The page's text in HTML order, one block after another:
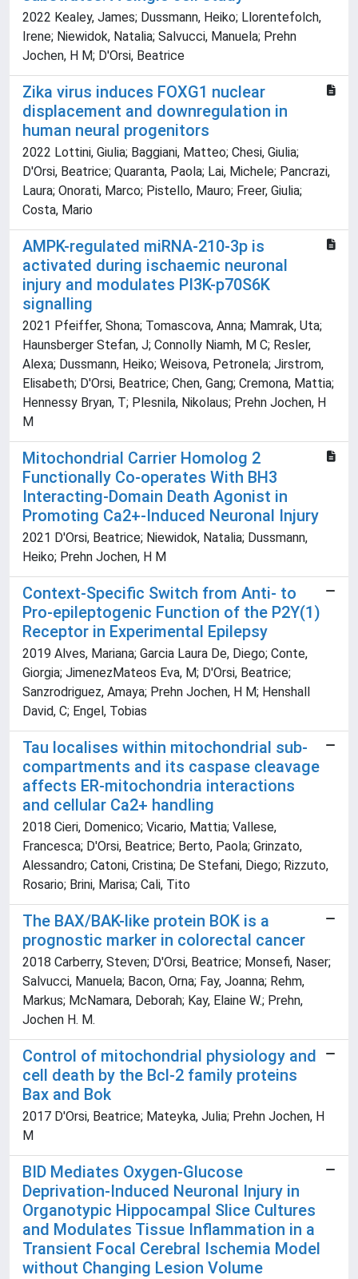
2022 Kealey, James; Dussmann, Heiko; Llorentefolch,
Irene; Niewidok, Natalia; Salvucci, Manuela; Prehn
Jochen, H M; D'Orsi, Beatrice
Zika virus induces FOXG1 nuclear
displacement and downregulation in
human neural progenitors
2022 Lottini, Giulia; Baggiani, Matteo; Chesi, Giulia;
D'Orsi, Beatrice; Quaranta, Paola; Lai, Michele; Pancrazi,
Laura; Onorati, Marco; Pistello, Mauro; Freer, Giulia;
Costa, Mario
AMPK-regulated miRNA-210-3p is
activated during ischaemic neuronal
injury and modulates PI3K-p70S6K
signalling
2021 Pfeiffer, Shona; Tomascova, Anna; Mamrak, Uta;
Haunsberger Stefan, J; Connolly Niamh, M C; Resler,
Alexa; Dussmann, Heiko; Weisova, Petronela; Jirstrom,
Elisabeth; D'Orsi, Beatrice; Chen, Gang; Cremona, Mattia;
Hennessy Bryan, T; Plesnila, Nikolaus; Prehn Jochen, H
M
Mitochondrial Carrier Homolog 2
Functionally Co-operates With BH3
Interacting-Domain Death Agonist in
Promoting Ca2+-Induced Neuronal Injury
2021 D'Orsi, Beatrice; Niewidok, Natalia; Dussmann,
Heiko; Prehn Jochen, H M
Context-Specific Switch from Anti- to
Pro-epileptogenic Function of the P2Y(1)
Receptor in Experimental Epilepsy
2019 Alves, Mariana; Garcia Laura De, Diego; Conte,
Giorgia; JimenezMateos Eva, M; D'Orsi, Beatrice;
Sanzrodriguez, Amaya; Prehn Jochen, H M; Henshall
David, C; Engel, Tobias
Tau localises within mitochondrial sub-
compartments and its caspase cleavage
affects ER-mitochondria interactions
and cellular Ca2+ handling
2018 Cieri, Domenico; Vicario, Mattia; Vallese,
Francesca; D'Orsi, Beatrice; Berto, Paola; Grinzato,
Alessandro; Catoni, Cristina; De Stefani, Diego; Rizzuto,
Rosario; Brini, Marisa; Cali, Tito
The BAX/BAK-like protein BOK is a
prognostic marker in colorectal cancer
2018 Carberry, Steven; D'Orsi, Beatrice; Monsefi, Naser;
Salvucci, Manuela; Bacon, Orna; Fay, Joanna; Rehm,
Markus; McNamara, Deborah; Kay, Elaine W.; Prehn,
Jochen H. M.
Control of mitochondrial physiology and
cell death by the Bcl-2 family proteins
Bax and Bok
2017 D'Orsi, Beatrice; Mateyka, Julia; Prehn Jochen, H
M
BID Mediates Oxygen-Glucose
Deprivation-Induced Neuronal Injury in
Organotypic Hippocampal Slice Cultures
and Modulates Tissue Inflammation in a
Transient Focal Cerebral Ischemia Model
without Changing Lesion Volume